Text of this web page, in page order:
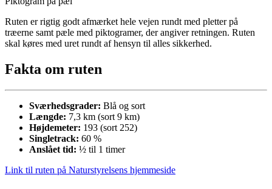
Ruten er rigtig godt afmærket hele vejen rundt med pletter på
træerne samt pæle med piktogramer, der angiver retningen. Ruten
skal køres med uret rundt af hensyn til alles sikkerhed.
Fakta om ruten
Sværhedsgrader: Blå og sort
Længde: 7,3 km (sort 9 km)
Højdemeter: 193 (sort 252)
Singletrack: 60 %
Anslået tid: ½ til 1 timer
Link til ruten på Naturstyrelsens hjemmeside